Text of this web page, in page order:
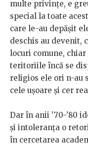
multe privințe, e
special la toate
care le-au depășit
deschis au devenit,
locuri comune,
teritoriile încă se
religios ele ori n-au
cele ușoare și cer
Dar în anii '70-'80
și intoleranța o
în cercetarea